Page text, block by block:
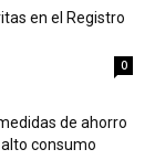
en el Registro
0
de ahorro
consumo